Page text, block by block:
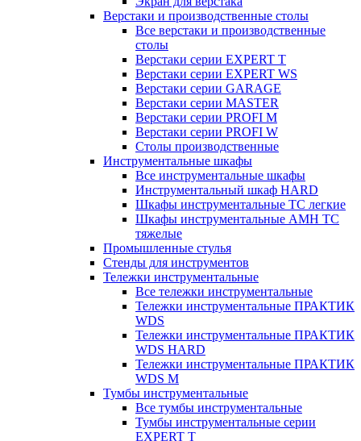
Верстаки и производственные столы
Все верстаки и производственные
столы
Верстаки серии EXPERT T
Верстаки серии EXPERT WS
Верстаки серии GARAGE
Верстаки серии MASTER
Верстаки серии PROFI M
Верстаки серии PROFI W
Столы производственные
Инструментальные шкафы
Все инструментальные шкафы
Инструментальный шкаф HARD
Шкафы инструментальные ТС легкие
Шкафы инструментальные AMH TC
тяжелые
Промышленные стулья
Стенды для инструментов
Тележки инструментальные
Все тележки инструментальные
Тележки инструментальные ПРАКТИК
WDS
Тележки инструментальные ПРАКТИК
WDS HARD
Тележки инструментальные ПРАКТИК
WDS M
Тумбы инструментальные
Все тумбы инструментальные
Тумбы инструментальные серии
EXPERT T